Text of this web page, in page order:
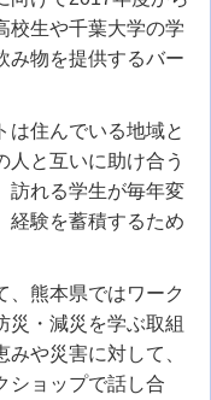
校生や千葉大学の学
み物を提供するバー
は住んでいる地域と
人と互いに助け合う
訪れる学生が毎年変
経験を蓄積するため
、熊本県ではワーク
災・減災を学ぶ取組
や災害に対して、
ショップで話し合